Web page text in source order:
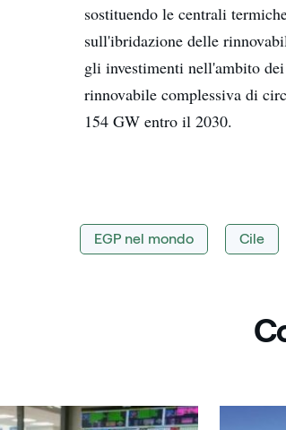
sostituendo le centrali
sull'ibridazione delle
gli investimenti nell'ambito
rinnovabile complessiva di
154 GW entro il 2030.
EGP nel mondo Cile